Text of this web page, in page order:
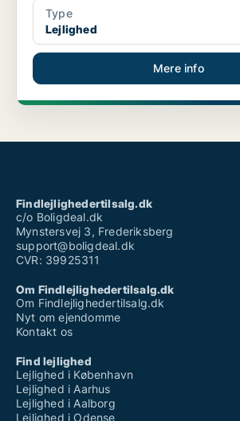
Type
Lejlighed
Mere info
Findlejlighedertilsalg.dk
c/o Boligdeal.dk
Mynstersvej 3, Frederiksberg
support@boligdeal.dk
CVR: 39925311
Om Findlejlighedertilsalg.dk
Om Findlejlighedertilsalg.dk
Nyt om ejendomme
Kontakt os
Find lejlighed
Lejlighed i København
Lejlighed i Aarhus
Lejlighed i Aalborg
Lejlighed i Odense